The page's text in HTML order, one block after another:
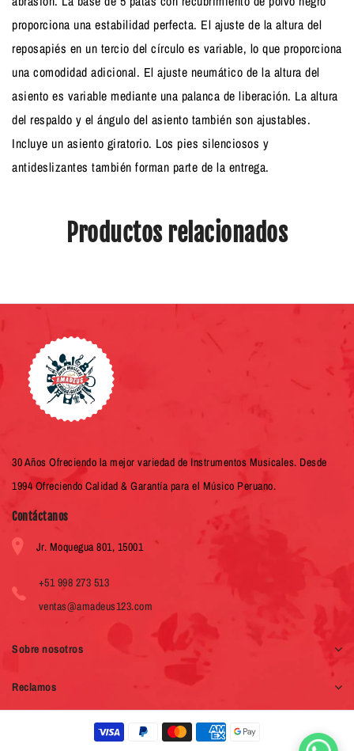
proporciona una estabilidad perfecta. El ajuste de la altura del
reposapiés en un tercio del círculo es variable, lo que proporciona
una comodidad adicional. El ajuste neumático de la altura del
asiento es variable mediante una palanca de liberación. La altura
del respaldo y el ángulo del asiento también son ajustables.
Incluye un asiento giratorio. Los pies silenciosos y
antideslizantes también forman parte de la entrega.
Productos relacionados
30 Años Ofreciendo la mejor variedad de Instrumentos Musicales. Desde
1994 Ofreciendo Calidad & Garantía para el Músico Peruano.
Contáctanos
Jr. Moquegua 801, 15001
+51 998 273 513
ventas@amadeus123.com
Sobre nosotros
Reclamos